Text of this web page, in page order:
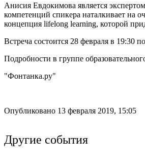
Анисия Евдокимова является
компетенций спикера наталкивает на
концепция lifelong learning, которой
Встреча состоится 28 февраля в 19:30
Подробности в группе
"Фонтанка.ру"
Опубликовано 13 февраля 2019, 15:05
Другие события